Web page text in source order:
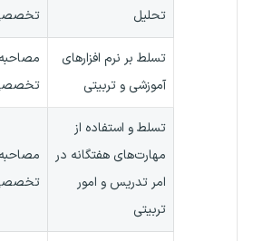
تحلیل
تسلط بر نرم افزارهای
آموزشی و تربیتی
مصاحبه
تسلط و استفاده از
مهارت‌های هفتگانه در
امر تدریس و امور
تربیتی
مصاحبه